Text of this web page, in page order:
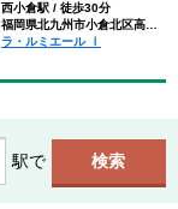
西小倉駅 / 徒歩30分
ラ・ルミエール Ⅰ
駅で